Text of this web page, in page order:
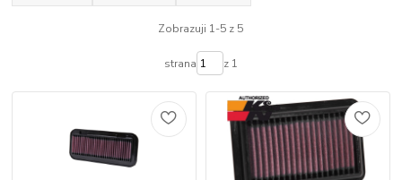
Zobrazuji 1-5 z 5
strana z 1